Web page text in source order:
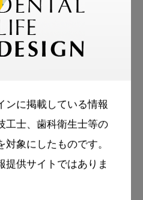
ンに掲載している情報
工士、歯科衛生士等の
象にしたものです。
提供サイトではありま
学院歯学研究科修了
長崎大学歯学部助手
、長崎大学歯学部臨床
、長崎大学歯学部臨床